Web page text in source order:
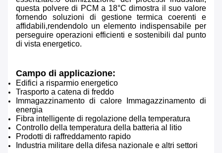
questa polvere di PCM a 18°C dimostra il suo valore
fornendo soluzioni di gestione termica coerenti e
affidabili,rendendolo un elemento indispensabile per
perseguire operazioni efficienti e sostenibili dal punto
di vista energetico.
Campo di applicazione:
Edifici a risparmio energetico
Trasporto a catena di freddo
Immagazzinamento di calore Immagazzinamento di
energia
Fibra intelligente di regolazione della temperatura
Controllo della temperatura della batteria al litio
Prodotti di raffreddamento rapido
Industria militare della difesa nazionale e altri settori